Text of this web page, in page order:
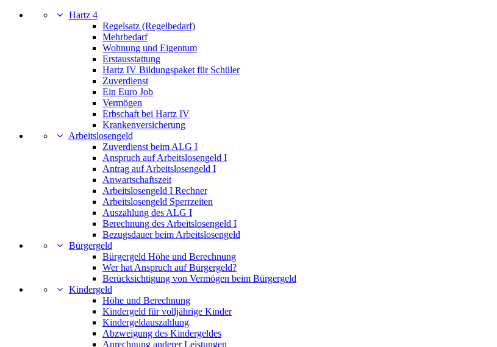
Hartz 4
Regelsatz (Regelbedarf)
Mehrbedarf
Wohnung und Eigentum
Erstausstattung
Hartz IV Bildungspaket für Schüler
Zuverdienst
Ein Euro Job
Vermögen
Erbschaft bei Hartz IV
Krankenversicherung
Arbeitslosengeld
Zuverdienst beim ALG I
Anspruch auf Arbeitslosengeld I
Antrag auf Arbeitslosengeld I
Anwartschaftszeit
Arbeitslosengeld I Rechner
Arbeitslosengeld Sperrzeiten
Auszahlung des ALG I
Berechnung des Arbeitslosengeld I
Bezugsdauer beim Arbeitslosengeld
Bürgergeld
Bürgergeld Höhe und Berechnung
Wer hat Anspruch auf Bürgergeld?
Berücksichtigung von Vermögen beim Bürgergeld
Kindergeld
Höhe und Berechnung
Kindergeld für volljährige Kinder
Kindergeldauszahlung
Abzweigung des Kindergeldes
Anrechnung anderer Leistungen